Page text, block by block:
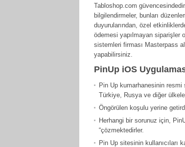
Tabloshop.com
bilgilendirmeler, bunları
duyurularından, özel
ödemesi yapılmayan siparişler
sistemleri firması Masterpass
yapabilirsiniz.
PinUp iOS
Pin Up kumarhanesinin
Türkiye, Rusya ve diğer
Öngörülen koşulu yerine
Herhangi bir sorunuz için,
“çözmektedirler.
Pin Up sitesinin kullanıcıları